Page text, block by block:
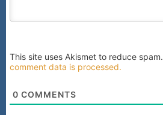
This site uses Akismet to reduce spam.
comment data is processed.
0 COMMENTS